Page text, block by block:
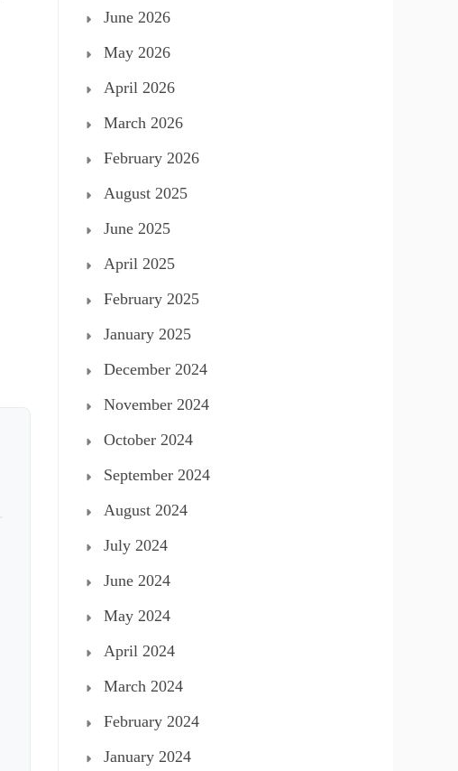
June 2026
May 2026
April 2026
March 2026
February 2026
August 2025
June 2025
April 2025
February 2025
January 2025
December 2024
November 2024
October 2024
September 2024
August 2024
July 2024
June 2024
May 2024
April 2024
March 2024
February 2024
January 2024